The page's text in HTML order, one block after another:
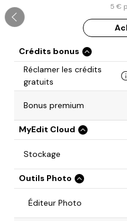
5 €
Crédits bonus
Réclamer les crédits
gratuits
Bonus premium
MyEdit Cloud
Stockage
Outils Photo
Éditeur Photo